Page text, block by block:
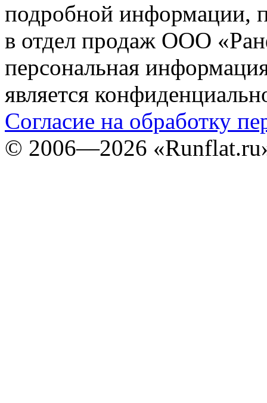
подробной информации,
в отдел продаж ООО
персональная
является
Согласие на обработку
© 2006—2026